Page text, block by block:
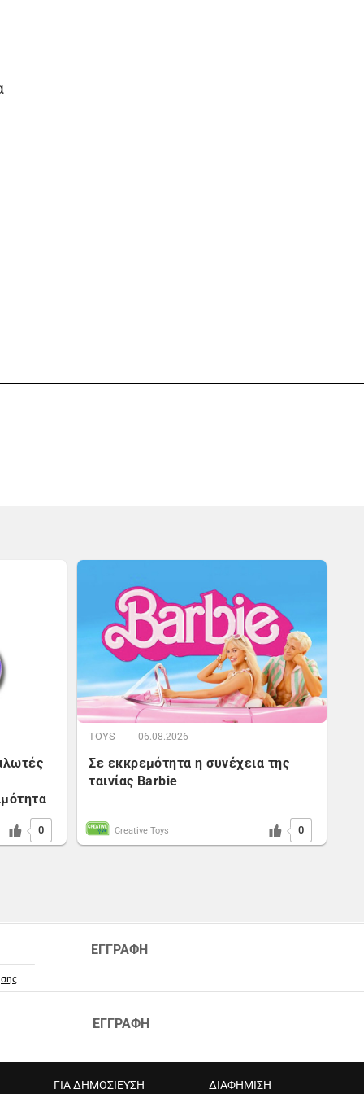
0
TOYS 06.08.2026
Σε εκκρεμότητα η συνέχεια της
ταινίας Barbie
Creative Toys 0
ΕΓΓΡΑΦΗ
ΕΓΓΡΑΦΗ
ΓΙΑ ΔΗΜΟΣΙΕΥΣΗ ΔΙΑΦΗΜΙΣΗ